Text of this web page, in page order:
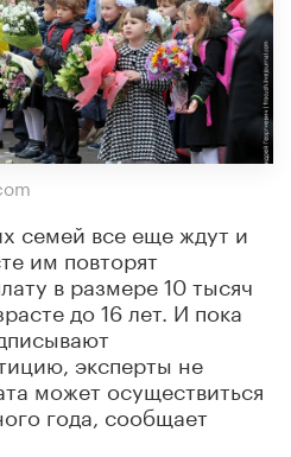
семей все еще ждут и
им повторят
в размере 10 тысяч
до 16 лет. И пока
эксперты не
может осуществиться
года, сообщает